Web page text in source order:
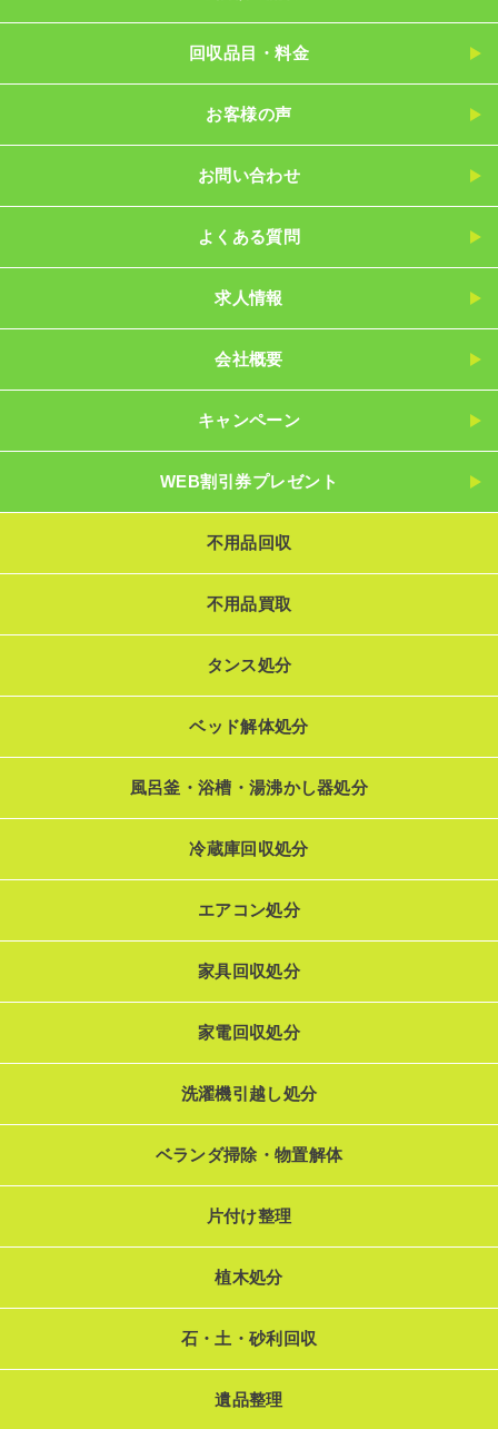
回収品目・料金
お客様の声
お問い合わせ
よくある質問
求人情報
会社概要
キャンペーン
WEB割引券プレゼント
不用品回収
不用品買取
タンス処分
ベッド解体処分
風呂釜・浴槽・湯沸かし器処分
冷蔵庫回収処分
エアコン処分
家具回収処分
家電回収処分
洗濯機引越し処分
ベランダ掃除・物置解体
片付け整理
植木処分
石・土・砂利回収
遺品整理